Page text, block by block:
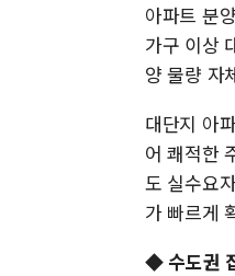
아파트 분
가구 이상
양 물량 자
대단지 아
어 쾌적한
도 실수요
가 빠르게
◆ 수도권